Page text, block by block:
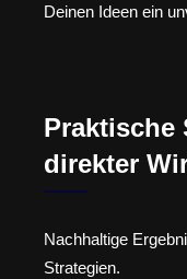
Deinen Ideen ein
Praktische
direkter
Nachhaltige
Strategien.